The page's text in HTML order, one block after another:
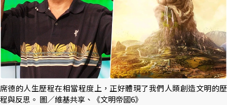
席德的人生歷程在相當程度上，正好體現了我們人類創造文明的歷
程與反思。 圖／維基共享、《文明帝國6》